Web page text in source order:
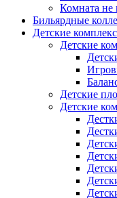
Комната не
Бильярдные
Детские
Детские
Детские
Детские